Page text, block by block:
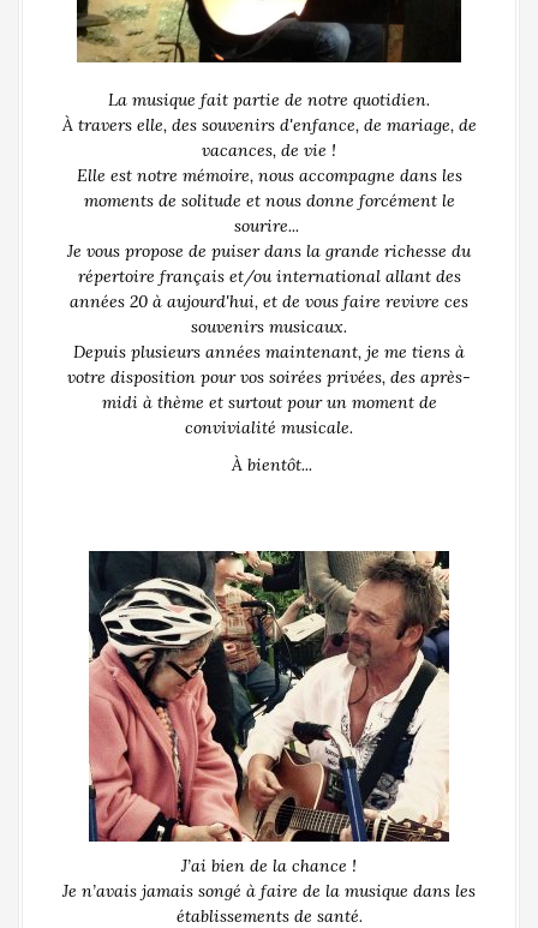
La musique fait partie de notre quotidien.
À travers elle, des souvenirs d'enfance, de mariage, de
vacances, de vie !
Elle est notre mémoire, nous accompagne dans les
moments de solitude et nous donne forcément le
sourire...
Je vous propose de puiser dans la grande richesse du
répertoire français et/ou international allant des
années 20 à aujourd'hui, et de vous faire revivre ces
souvenirs musicaux.
Depuis plusieurs années maintenant, je me tiens à
votre disposition pour vos soirées privées, des après-
midi à thème et surtout pour un moment de
convivialité musicale.
À bientôt...
J’ai bien de la chance !
Je n’avais jamais songé à faire de la musique dans les
établissements de santé.